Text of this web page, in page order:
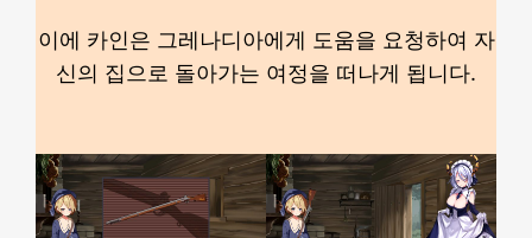
이에 카인은 그레나디아에게 도움을 요청하여 자
신의 집으로 돌아가는 여정을 떠나게 됩니다.